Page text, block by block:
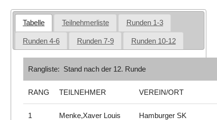
Tabelle Teilnehmerliste Runden 1-3
Runden 4-6 Runden 7-9 Runden 10-12
Rangliste: Stand nach der 12. Runde
RANG TEILNEHMER VEREIN/ORT
1 Menke,Xaver Louis Hamburger SK